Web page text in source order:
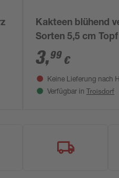
Kakteen blühend
Sorten 5,5 cm Topf
3,99 €
Keine Lieferung nach
Verfügbar in Troisdorf